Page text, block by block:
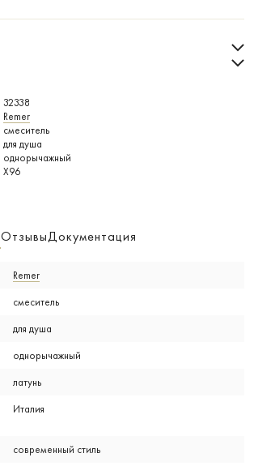
32338
Remer
смеситель
для душа
однорычажный
X96
ОтзывыДокументация
Remer
смеситель
для душа
однорычажный
латунь
Италия
современный стиль